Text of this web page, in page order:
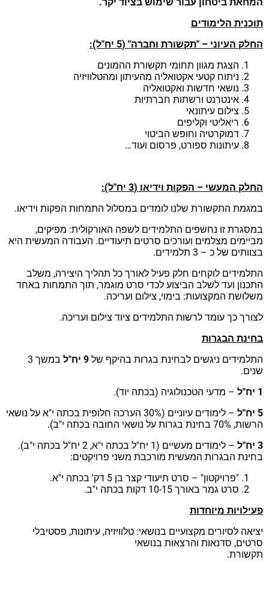
ביטחון עבור שימוש בציוד יקר.
הלימודים
העיוני – "תקשורת וחברה" (5 יח"ל):
הצגת מגוון תחומי תקשורת ההמונים
ניתוח קטעי אקטואליה מהעיתון ומהטלוויזיה
נושאי חדשות ואקטואליה
אינטרנט ורשתות חברתיות
צילום עיתונאי
ריאליטי וקליפים
דמוקרטיה וחופש הביטוי
עיתונות ספורט, פרסום ועוד…
המעשי – הפקות וידיאו (3 יח"ל):
התקשורת שלנו לומדים במסלול התמחות הפקות וידיאו.
זו נחשפים התלמידים לשפה האורקולית: מפיקים,
מצלמים ועורכים סרטים תיעודיים. העבודה המעשית היא
של כ – 3 תלמידים.
לוקחים חלק פעיל לאורך כל תהליך היצירה, משלב
ועד לשלב הביצוע לכדי סרט מוגמר, תוך התמחות באחד
המקצועות: בימוי, צילום ועריכה.
כך עומד לרשות התלמידים ציוד צילום ועריכה.
הבגרות
ניגשים לבחינת בגרות בהיקף של9 יח"ל
במשך 3
– מדעי הטכנולוגיה (בכתה יוד).
– לימודים עיוניים (30% הערכה חלופית בכתה י"א על נושאי
בחינת בגרות על נושאי החובה בכתה י"ב).
– לימודים מעשיים (1 יח"ל בכתה י"א, 2 יח"ל בכתה י"ב).
הבגרות המעשית מורכבת משני פרויקטים:
"פרויקטון" – סרט תיעודי קצר בן 5 דק' בכתה י"א.
סרט גמר באורך 10-15 דקות בכתה י"ב.
מיוחדות
לסיורים מקצועיים בנושאי: טלוויזיה, עיתונות, פסטיבלי
סדנאות והרצאות בנושאי